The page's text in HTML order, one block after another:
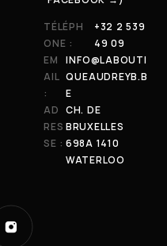
TÉLÉPH
ONE :
+32 2 539
49 09
EM
AIL
:
INFO@LABOUTI
QUEAUDREYB.B
E
AD
RES
SE :
CH. DE
BRUXELLES
698A 1410
WATERLOO